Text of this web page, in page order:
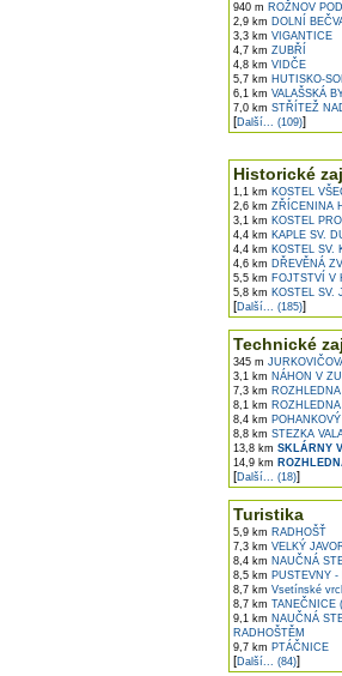
940 m ROŽNOV
2,9 km DOLNÍ
3,3 km VIGANTICE
4,7 km ZUBŘÍ
4,8 km VIDČE
5,7 km HUTISKO-
6,1 km VALAŠSKÁ
7,0 km STŘÍTEŽ
[Další... (109)]
Historické
1,1 km KOSTEL
2,6 km ZŘÍCENINA
3,1 km KOSTEL
4,4 km KAPLE SV.
4,4 km KOSTEL SV.
4,6 km DŘEVĚNÁ
5,5 km FOJTSTVÍ V
5,8 km KOSTEL SV.
[Další... (185)]
Technické
345 m
3,1 km NÁHON V
7,3 km
8,1 km
8,4 km
8,8 km STEZKA
13,8 km SKLÁRNY
14,9 km
[Další... (18)]
Turistika
5,9 km RADHOŠŤ
7,3 km VELKÝ
8,4 km NAUČNÁ
8,5 km PUSTEVNY
8,7 km Vsetínské
8,7 km TANEČNICE
9,1 km NAUČNÁ
RADHOŠTĚM
9,7 km PTÁČNICE
[Další... (84)]